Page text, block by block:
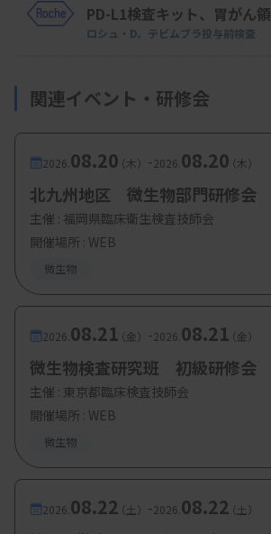
PD-L1検査キット、胃がん
ロシュ・D、テビムブラ投与前検査
関連イベント・研修会
2026. 08.20（木） -2026. 08.20（木）
北九州地区 微生物部門研修会
主催 : 福岡県臨床衛生検査技師会
開催場所 : WEB
微生物
2026. 08.21（金） -2026. 08.21（金）
微生物検査研究班 初級研修会
主催 : 東京都臨床検査技師会
開催場所 : WEB
微生物
2026. 08.22（土） -2026. 08.22（土）